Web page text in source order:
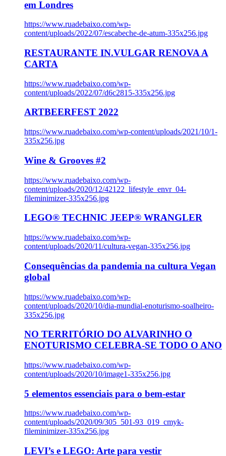
em Londres
https://www.ruadebaixo.com/wp-
content/uploads/2022/07/escabeche-de-atum-335x256.jpg
RESTAURANTE IN.VULGAR RENOVA A
CARTA
https://www.ruadebaixo.com/wp-
content/uploads/2022/07/d6c2815-335x256.jpg
ARTBEERFEST 2022
https://www.ruadebaixo.com/wp-content/uploads/2021/10/1-
335x256.jpg
Wine & Grooves #2
https://www.ruadebaixo.com/wp-
content/uploads/2020/12/42122_lifestyle_envr_04-
fileminimizer-335x256.jpg
LEGO® TECHNIC JEEP® WRANGLER
https://www.ruadebaixo.com/wp-
content/uploads/2020/11/cultura-vegan-335x256.jpg
Consequências da pandemia na cultura Vegan
global
https://www.ruadebaixo.com/wp-
content/uploads/2020/10/dia-mundial-enoturismo-soalheiro-
335x256.jpg
NO TERRITÓRIO DO ALVARINHO O
ENOTURISMO CELEBRA-SE TODO O ANO
https://www.ruadebaixo.com/wp-
content/uploads/2020/10/image1-335x256.jpg
5 elementos essenciais para o bem-estar
https://www.ruadebaixo.com/wp-
content/uploads/2020/09/305_501-93_019_cmyk-
fileminimizer-335x256.jpg
LEVI’s e LEGO: Arte para vestir